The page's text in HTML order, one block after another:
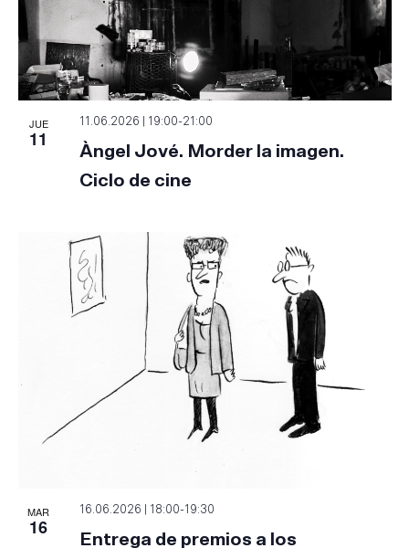
JUE
11
11.06.2026 | 19:00-21:00
Àngel Jové. Morder la imagen.
Ciclo de cine
MAR
16
16.06.2026 | 18:00-19:30
Entrega de premios a los